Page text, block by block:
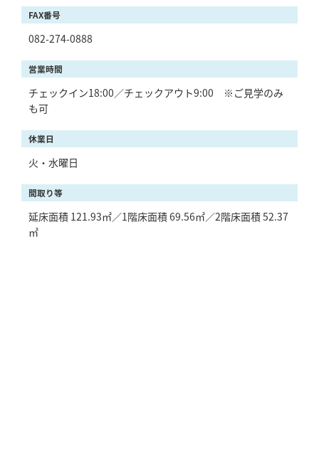
FAX番号
082-274-0888
営業時間
チェックイン18:00／チェックアウト9:00 ※ご見学のみ
も可
休業日
火・水曜日
間取り等
延床面積 121.93㎡／1階床面積 69.56㎡／2階床面積 52.37
㎡